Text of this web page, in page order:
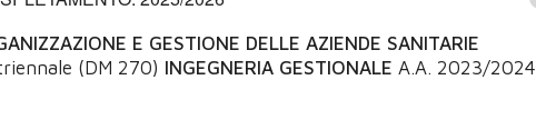
E GESTIONE DELLE AZIENDE SANITARIE
(DM 270) INGEGNERIA GESTIONALE A.A. 2023/2024